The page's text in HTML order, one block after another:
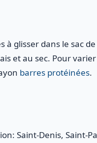
glisser dans le sac
et au sec. Pour
barres protéinées.
Saint-Denis, Saint-